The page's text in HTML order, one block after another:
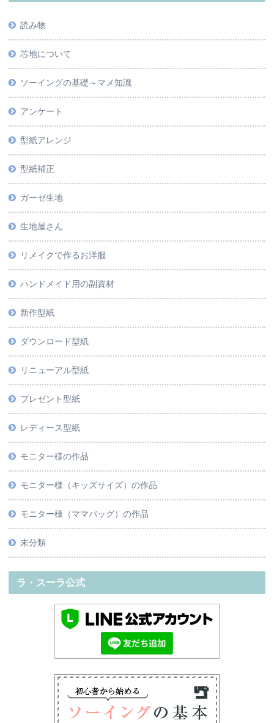
読み物
芯地について
ソーイングの基礎～マメ知識
アンケート
型紙アレンジ
型紙補正
ガーゼ生地
生地屋さん
リメイクで作るお洋服
ハンドメイド用の副資材
新作型紙
ダウンロード型紙
リニューアル型紙
プレゼント型紙
レディース型紙
モニター様の作品
モニター様（キッズサイズ）の作品
モニター様（ママバッグ）の作品
未分類
ラ・スーラ公式